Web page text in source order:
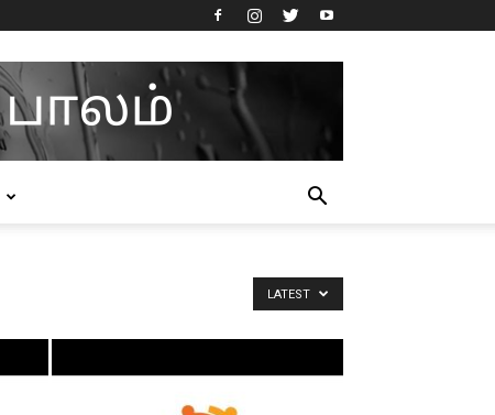
LATEST